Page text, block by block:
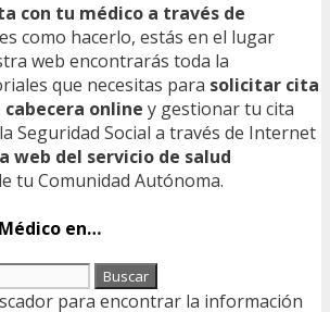
con tu médico a través de
como hacerlo, estás en el lugar
web encontrarás toda la
que necesitas para solicitar cita
online y gestionar tu cita
Seguridad Social a través de Internet
web del servicio de salud
tu Comunidad Autónoma.
en…
para encontrar la información